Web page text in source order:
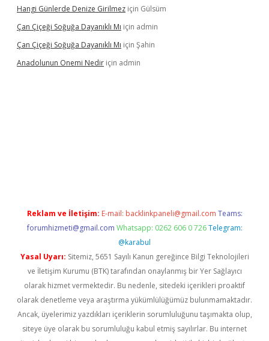
Hangi Günlerde Denize Girilmez için Gülsüm
Çan Çiçeği Soğuğa Dayanıklı Mı için admin
Çan Çiçeği Soğuğa Dayanıklı Mı için Şahin
Anadolunun Onemi Nedir için admin
Reklam ve İletişim: E-mail: backlinkpaneli@gmail.com Teams:
forumhizmeti@gmail.com Whatsapp: 0262 606 0 726 Telegram:
@karabul
Yasal Uyarı: Sitemiz, 5651 Sayılı Kanun gereğince Bilgi Teknolojileri
ve İletişim Kurumu (BTK) tarafından onaylanmış bir Yer Sağlayıcı
olarak hizmet vermektedir. Bu nedenle, sitedeki içerikleri proaktif
olarak denetleme veya araştırma yükümlülüğümüz bulunmamaktadır.
Ancak, üyelerimiz yazdıkları içeriklerin sorumluluğunu taşımakta olup,
siteye üye olarak bu sorumluluğu kabul etmiş sayılırlar. Bu internet